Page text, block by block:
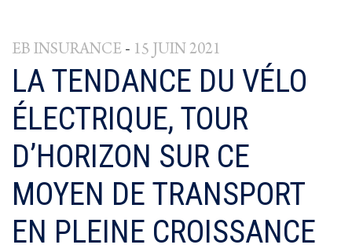
EB INSURANCE - 15 JUIN 2021
LA TENDANCE DU VÉLO
ÉLECTRIQUE, TOUR
D’HORIZON SUR CE
MOYEN DE TRANSPORT
EN PLEINE CROISSANCE